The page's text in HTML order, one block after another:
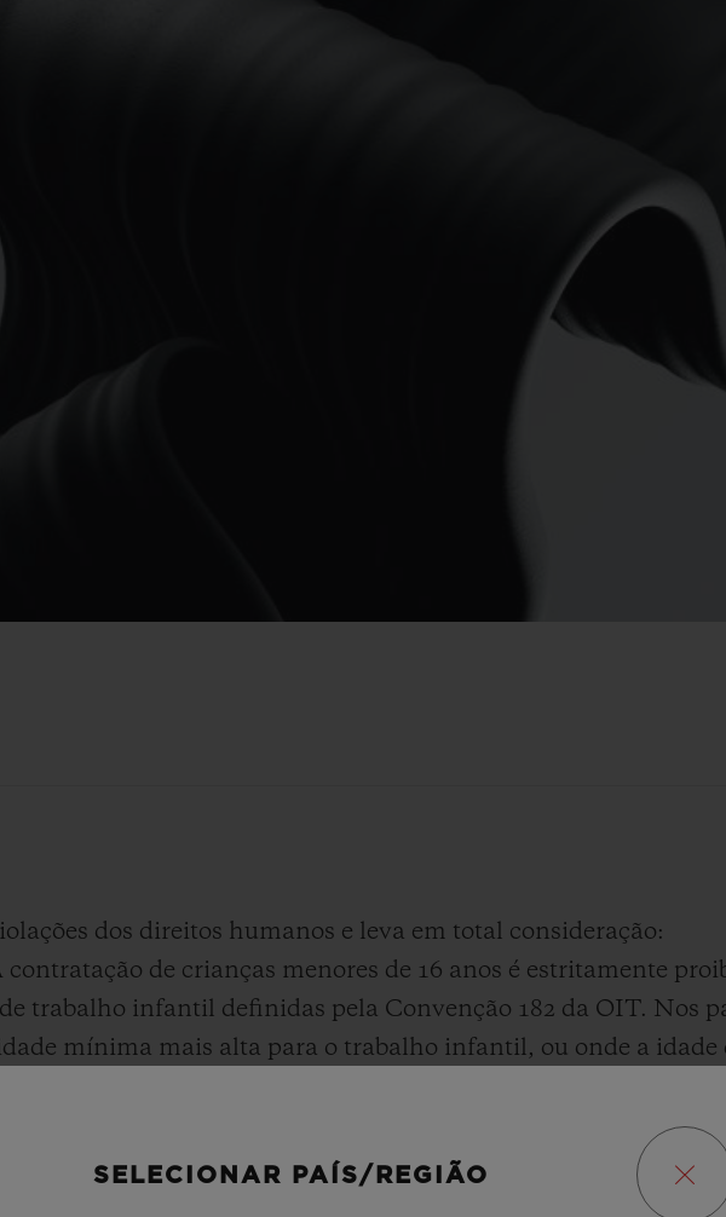
dos direitos humanos e leva em total consideração:
de crianças menores de 16 anos é estritamente
trabalho infantil definidas pela Convenção 182 da OIT. Nos
mínima mais alta para o trabalho infantil, ou onde a idade
16 anos, essa idade mais alta se aplica. Qualquer trabalho que
a segurança ou os princípios morais das crianças não
Qualquer uso de trabalho forçado ou compulsório
SELECIONAR PAÍS/REGIÃO